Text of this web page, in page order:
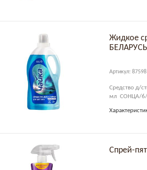
Жидкое
БЕЛАРУСЬ
Артикул: 87598
Средство д/
мл СОНЦА/
Спрей-